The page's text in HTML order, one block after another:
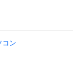
コン